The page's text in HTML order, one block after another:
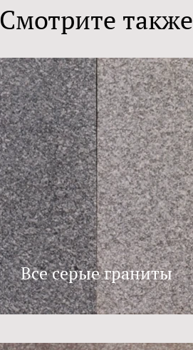
Смотрите также
Все серые граниты